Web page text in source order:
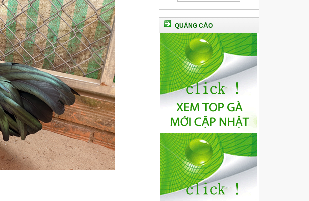
QUẢNG CÁO